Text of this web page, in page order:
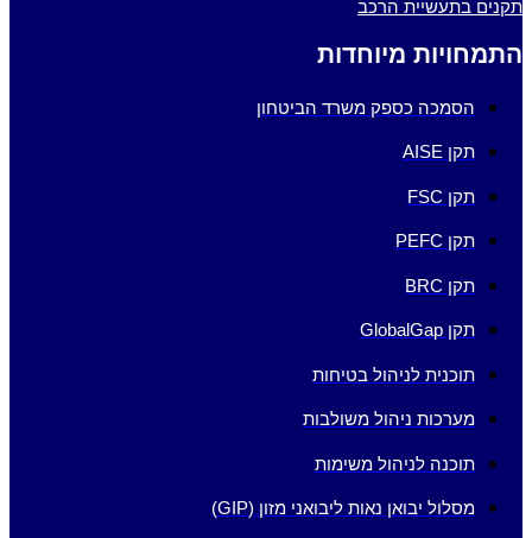
תקנים בתעשיית הרכב
התמחויות מיוחדות
הסמכה כספק משרד הביטחון
תקן AISE
תקן FSC
תקן PEFC
תקן BRC
תקן GlobalGap
תוכנית לניהול בטיחות
מערכות ניהול משולבות
תוכנה לניהול משימות
מסלול יבואן נאות ליבואני מזון (GIP)